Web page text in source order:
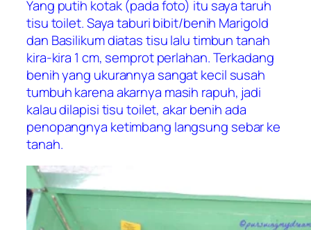
Yang putih kotak (pada foto) itu saya taruh
tisu toilet. Saya taburi bibit/benih Marigold
dan Basilikum diatas tisu lalu timbun tanah
kira-kira 1 cm, semprot perlahan. Terkadang
benih yang ukurannya sangat kecil susah
tumbuh karena akarnya masih rapuh, jadi
kalau dilapisi tisu toilet, akar benih ada
penopangnya ketimbang langsung sebar ke
tanah.